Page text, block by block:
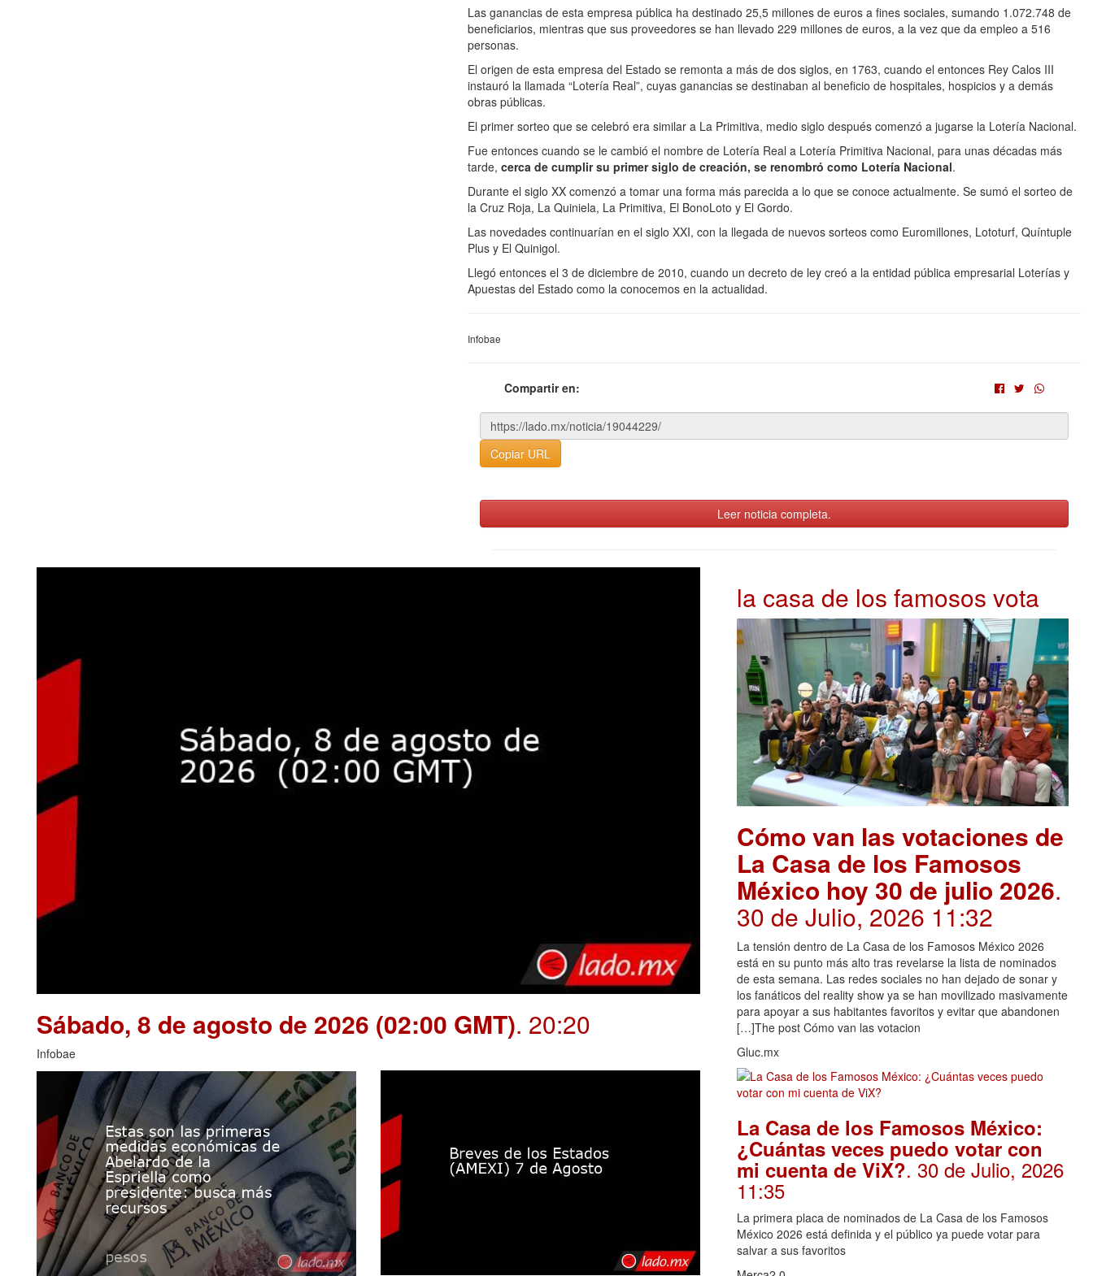
Las ganancias de esta empresa pública ha destinado 25,5 millones de euros a fines sociales, sumando 1.072.748 de
beneficiarios, mientras que sus proveedores se han llevado 229 millones de euros, a la vez que da empleo a 516
personas.
El origen de esta empresa del Estado se remonta a más de dos siglos, en 1763, cuando el entonces Rey Calos III
instauró la llamada “Lotería Real”, cuyas ganancias se destinaban al beneficio de hospitales, hospicios y a demás
obras públicas.
El primer sorteo que se celebró era similar a La Primitiva, medio siglo después comenzó a jugarse la Lotería Nacional.
Fue entonces cuando se le cambió el nombre de Lotería Real a Lotería Primitiva Nacional, para unas décadas más
tarde, cerca de cumplir su primer siglo de creación, se renombró como Lotería Nacional.
Durante el siglo XX comenzó a tomar una forma más parecida a lo que se conoce actualmente. Se sumó el sorteo de
la Cruz Roja, La Quiniela, La Primitiva, El BonoLoto y El Gordo.
Las novedades continuarían en el siglo XXI, con la llegada de nuevos sorteos como Euromillones, Lototurf, Quíntuple
Plus y El Quinigol.
Llegó entonces el 3 de diciembre de 2010, cuando un decreto de ley creó a la entidad pública empresarial Loterías y
Apuestas del Estado como la conocemos en la actualidad.
Infobae
Compartir en:
Copiar URL
Leer noticia completa.
Sábado, 8 de agosto de 2026 (02:00 GMT). 20:20
Infobae
la casa de los famosos vota
Cómo van las votaciones de
La Casa de los Famosos
México hoy 30 de julio 2026.
30 de Julio, 2026 11:32
La tensión dentro de La Casa de los Famosos México 2026
está en su punto más alto tras revelarse la lista de nominados
de esta semana. Las redes sociales no han dejado de sonar y
los fanáticos del reality show ya se han movilizado masivamente
para apoyar a sus habitantes favoritos y evitar que abandonen
[…]The post Cómo van las votacion
Gluc.mx
La Casa de los Famosos México:
¿Cuántas veces puedo votar con
mi cuenta de ViX?. 30 de Julio, 2026
11:35
La primera placa de nominados de La Casa de los Famosos
México 2026 está definida y el público ya puede votar para
salvar a sus favoritos